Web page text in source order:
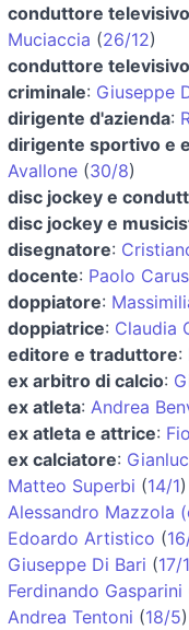
conduttore
Muciaccia (26/12)
conduttore
criminale: Giuseppe
dirigente d'azienda:
dirigente sportivo e
Avallone (30/8)
disc jockey e
disc jockey e
disegnatore:
docente: Paolo
doppiatore:
doppiatrice: Claudia
editore e traduttore:
ex arbitro di calcio:
ex atleta: Andrea
ex atleta e attrice:
ex calciatore:
Matteo Superbi (14/1)
Alessandro Mazzola
Edoardo Artistico (
Giuseppe Di Bari (17/
Ferdinando Gasparini
Andrea Tentoni (18/5)